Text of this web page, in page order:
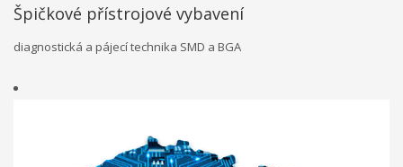
Špičkové přístrojové vybavení
diagnostická a pájecí technika SMD a BGA